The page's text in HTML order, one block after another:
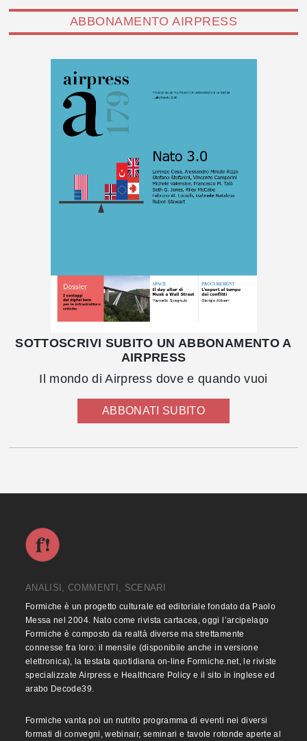
ABBONAMENTO AIRPRESS
SOTTOSCRIVI SUBITO UN ABBONAMENTO A
AIRPRESS
Il mondo di Airpress dove e quando vuoi
ABBONATI SUBITO
ANALISI, COMMENTI, SCENARI
Formiche è un progetto culturale ed editoriale fondato da Paolo
Messa nel 2004. Nato come rivista cartacea, oggi l’arcipelago
Formiche è composto da realtà diverse ma strettamente
connesse fra loro: il mensile (disponibile anche in versione
elettronica), la testata quotidiana on-line Formiche.net, le riviste
specializzate Airpress e Healthcare Policy e il sito in inglese ed
arabo Decode39.
Formiche vanta poi un nutrito programma di eventi nei diversi
formati di convegni, webinair, seminari e tavole rotonde aperte al